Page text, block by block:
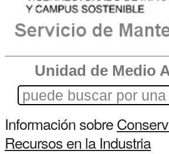
Unidad de Medio
Información sobre
Recursos en la Industria